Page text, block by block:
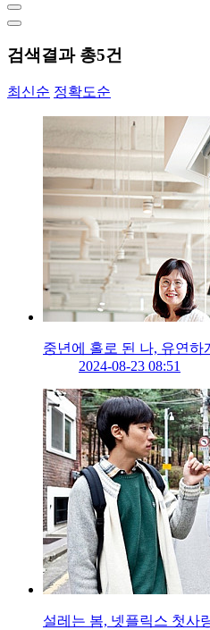
검색결과 총5건
최신순 정확도순
중년에 홀로 된 나, 유연하
2024-08-23 08:51
설레는 봄, 넷플릭스 첫사